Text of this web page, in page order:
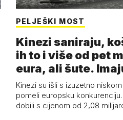
PELJEŠKI MOST
Kinezi saniraju,
ih to i više od pet
eura, ali šute.
Kinezi su išli s izuzetno
pomeli europsku
dobili s cijenom od 2,08